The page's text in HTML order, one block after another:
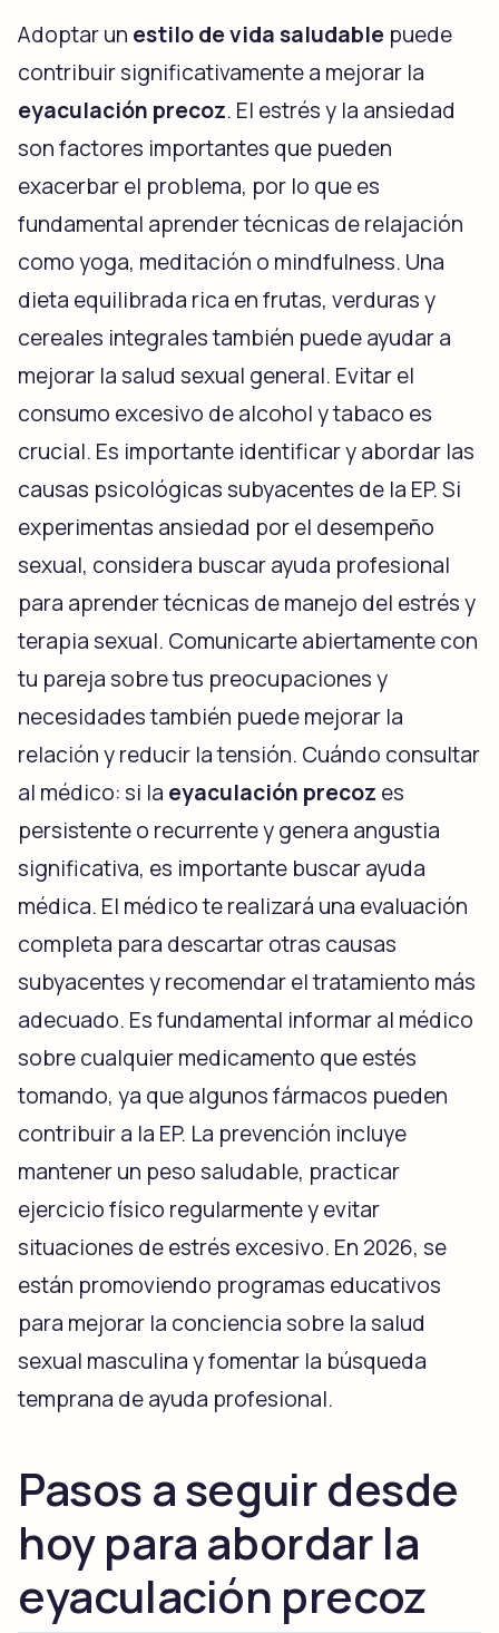
Adoptar un estilo de vida saludable puede
contribuir significativamente a mejorar la
eyaculación precoz. El estrés y la ansiedad
son factores importantes que pueden
exacerbar el problema, por lo que es
fundamental aprender técnicas de relajación
como yoga, meditación o mindfulness. Una
dieta equilibrada rica en frutas, verduras y
cereales integrales también puede ayudar a
mejorar la salud sexual general. Evitar el
consumo excesivo de alcohol y tabaco es
crucial. Es importante identificar y abordar las
causas psicológicas subyacentes de la EP. Si
experimentas ansiedad por el desempeño
sexual, considera buscar ayuda profesional
para aprender técnicas de manejo del estrés y
terapia sexual. Comunicarte abiertamente con
tu pareja sobre tus preocupaciones y
necesidades también puede mejorar la
relación y reducir la tensión. Cuándo consultar
al médico: si la eyaculación precoz es
persistente o recurrente y genera angustia
significativa, es importante buscar ayuda
médica. El médico te realizará una evaluación
completa para descartar otras causas
subyacentes y recomendar el tratamiento más
adecuado. Es fundamental informar al médico
sobre cualquier medicamento que estés
tomando, ya que algunos fármacos pueden
contribuir a la EP. La prevención incluye
mantener un peso saludable, practicar
ejercicio físico regularmente y evitar
situaciones de estrés excesivo. En 2026, se
están promoviendo programas educativos
para mejorar la conciencia sobre la salud
sexual masculina y fomentar la búsqueda
temprana de ayuda profesional.
Pasos a seguir desde
hoy para abordar la
eyaculación precoz